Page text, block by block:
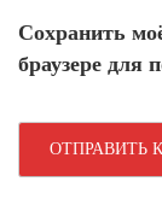
Сохранить
браузере для